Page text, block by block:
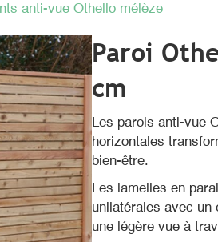
anti-vue Othello mélèze
Paroi
cm
Les parois anti-vue
horizontales
bien-être.
Les lamelles en
unilatérales avec un
une légère vue à